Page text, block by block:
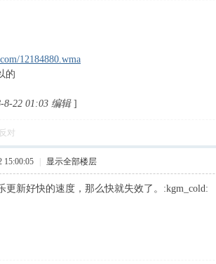
12184880.wma
的
8-22 01:03 编辑 ]
反对
15:00:05 显示全部楼层
更新好快的速度，那么快就失效了。:kgm_cold: